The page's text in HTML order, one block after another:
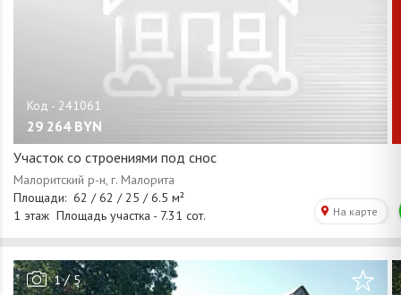
29 264 BYN
Участок со строениями под снос
1/5